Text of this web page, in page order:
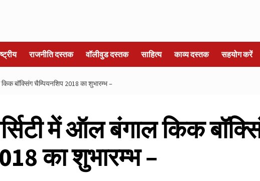
राजनीति दस्तक वॉलीवुड दस्तक साहित्य काव्य दस्तक सहयोग करें
बॉक्सिंग चैम्पियनशिप 2018 का शुभारम्भ –
में ऑल बंगाल किक
का शुभारम्भ –